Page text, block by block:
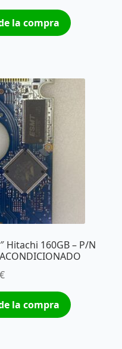
la compra
Hitachi 160GB – P/N
€
la compra